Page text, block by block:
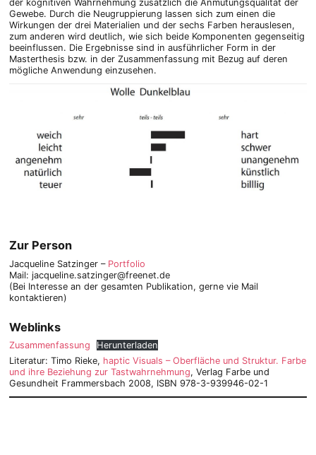
der kognitiven Wahrnehmung zusätzlich die Anmutungsqualität der
Gewebe. Durch die Neugruppierung lassen sich zum einen die
Wirkungen der drei Materialien und der sechs Farben herauslesen,
zum anderen wird deutlich, wie sich beide Komponenten gegenseitig
beeinflussen. Die Ergebnisse sind in ausführlicher Form in der
Masterthesis bzw. in der Zusammenfassung mit Bezug auf deren
mögliche Anwendung einzusehen.
Zur Person
Jacqueline Satzinger – Portfolio
Mail: jacqueline.satzinger@freenet.de
(Bei Interesse an der gesamten Publikation, gerne vie Mail
kontaktieren)
Weblinks
Zusammenfassung
Herunterladen
Literatur: Timo Rieke, haptic Visuals – Oberfläche und Struktur. Farbe
und ihre Beziehung zur Tastwahrnehmung, Verlag Farbe und
Gesundheit Frammersbach 2008, ISBN 978-3-939946-02-1